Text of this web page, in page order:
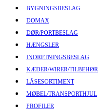
BYGNINGSBESLAG
DOMAX
DØR/PORTBESLAG
HÆNGSLER
INDRETNINGSBESLAG
KÆDER/WIRER/TILBEHØR
LÅSESORTIMENT
MØBEL/TRANSPORTHJUL
PROFILER